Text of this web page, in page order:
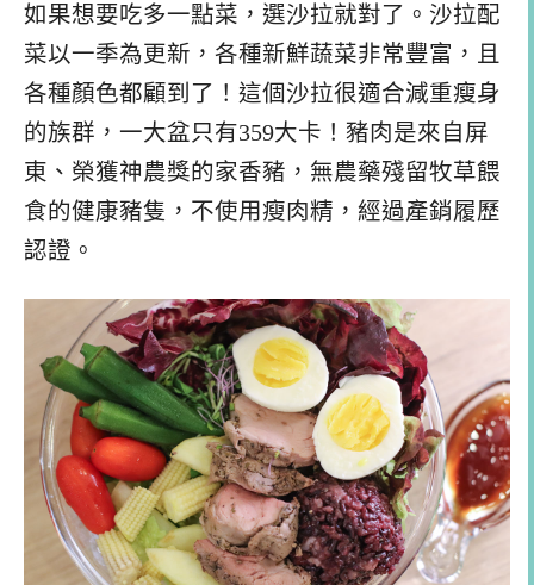
如果想要吃多一點菜，選沙拉就對了。沙拉配
菜以一季為更新，各種新鮮蔬菜非常豐富，且
各種顏色都顧到了！這個沙拉很適合減重瘦身
的族群，一大盆只有359大卡！豬肉是來自屏
東、榮獲神農獎的家香豬，無農藥殘留牧草餵
食的健康豬隻，不使用瘦肉精，經過產銷履歷
認證。